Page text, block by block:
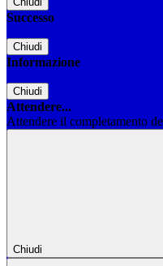
Successo
Chiudi
Informazione
Chiudi
Attendere...
Attendere il completamento
Chiudi